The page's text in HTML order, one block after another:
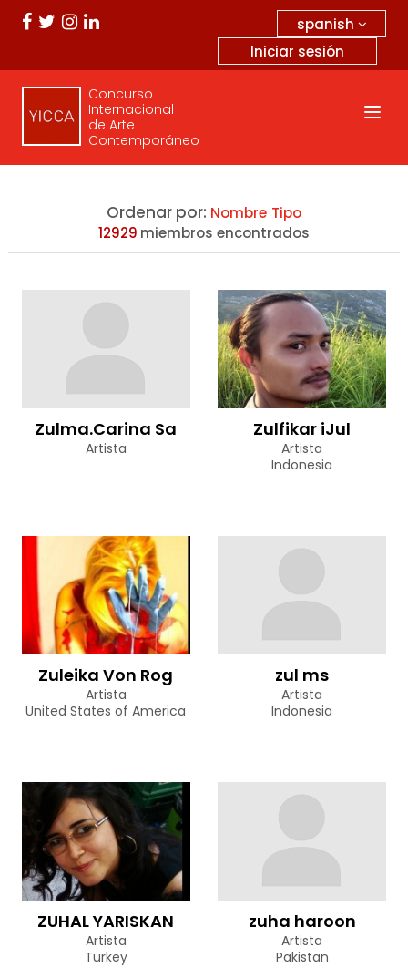
spanish
Iniciar sesión
Concurso
Internacional
de Arte
Contemporáneo
Ordenar por: Nombre Tipo
12929 miembros encontrados
Zulma.Carina Sa
Artista
Zulfikar iJul
Artista
Indonesia
Zuleika Von Rog
Artista
United States of America
zul ms
Artista
Indonesia
ZUHAL YARISKAN
Artista
Turkey
zuha haroon
Artista
Pakistan